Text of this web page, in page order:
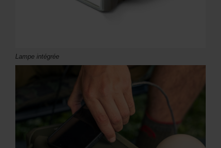
Lampe intégrée